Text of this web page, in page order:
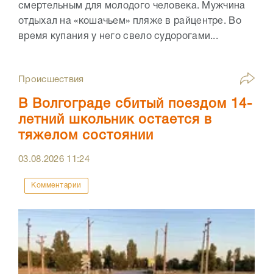
смертельным для молодого человека. Мужчина
отдыхал на «кошачьем» пляже в райцентре. Во
время купания у него свело судорогами...
Происшествия
В Волгограде сбитый поездом 14-
летний школьник остается в
тяжелом состоянии
03.08.2026 11:24
Комментарии